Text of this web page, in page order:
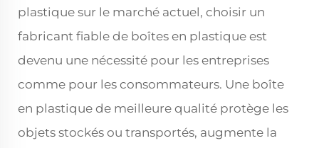
plastique sur le marché actuel, choisir un
fabricant fiable de boîtes en plastique est
devenu une nécessité pour les entreprises
comme pour les consommateurs. Une boîte
en plastique de meilleure qualité protège les
objets stockés ou transportés, augmente la